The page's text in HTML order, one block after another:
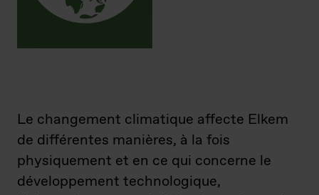
Le changement climatique affecte Elkem
de différentes manières, à la fois
physiquement et en ce qui concerne le
développement technologique,